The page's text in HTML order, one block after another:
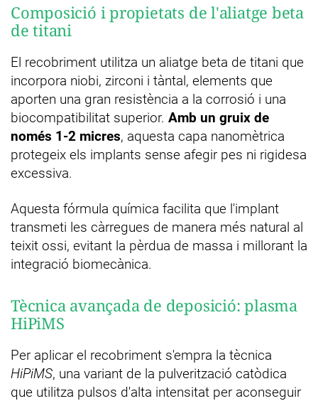
Composició i propietats de l'aliatge beta
de titani
El recobriment utilitza un aliatge beta de titani que
incorpora niobi, zirconi i tàntal, elements que
aporten una gran resistència a la corrosió i una
biocompatibilitat superior. Amb un gruix de
només 1-2 micres, aquesta capa nanomètrica
protegeix els implants sense afegir pes ni rigidesa
excessiva.
Aquesta fórmula química facilita que l'implant
transmeti les càrregues de manera més natural al
teixit ossi, evitant la pèrdua de massa i millorant la
integració biomecànica.
Tècnica avançada de deposició: plasma
HiPiMS
Per aplicar el recobriment s'empra la tècnica
HiPiMS, una variant de la pulverització catòdica
que utilitza pulsos d'alta intensitat per aconseguir